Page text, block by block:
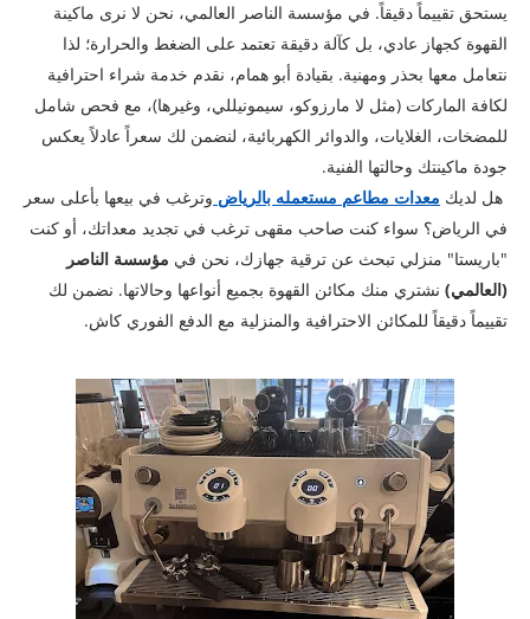
يستحق تقييماً دقيقاً. في مؤسسة الناصر العالمي، نحن لا نرى ماكينة
القهوة كجهاز عادي، بل كآلة دقيقة تعتمد على الضغط والحرارة؛ لذا
نتعامل معها بحذر ومهنية. بقيادة أبو همام، نقدم خدمة شراء احترافية
لكافة الماركات (مثل لا مارزوكو، سيمونيللي، وغيرها)، مع فحص شامل
للمضخات، الغلايات، والدوائر الكهربائية، لنضمن لك سعراً عادلاً يعكس
جودة ماكينتك وحالتها الفنية.
هل لديك معدات مطاعم مستعمله بالرياض وترغب في بيعها بأعلى سعر
في الرياض؟ سواء كنت صاحب مقهى ترغب في تجديد معداتك، أو كنت
"باريستا" منزلي تبحث عن ترقية جهازك، نحن في مؤسسة الناصر
(العالمي)نشتري منك مكائن القهوة بجميع أنواعها وحالاتها. نضمن لك
تقييماً دقيقاً للمكائن الاحترافية والمنزلية مع الدفع الفوري كاش.